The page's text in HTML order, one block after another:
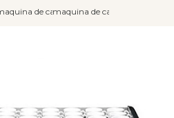
expressode cafe expresso industrial
maquina de cafe expresso